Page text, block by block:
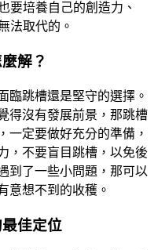
要培養自己的創造力、
法取代的。
解？
臨跳槽還是堅守的選擇。
得沒有發展前景，那跳槽
一定要做好充分的準備，
，不要盲目跳槽，以免後
到了一些小問題，那可以
意想不到的收穫。
佳定位